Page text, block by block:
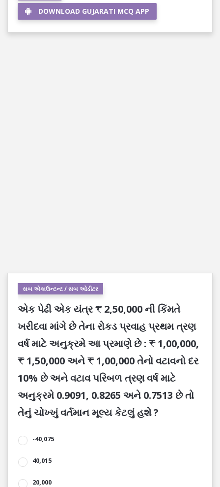
DOWNLOAD GUJARATI MCQ APP
સબ એકાઉન્ટન્ટ / સબ ઓડીટર
એક પેઢી એક યંત્ર ₹ 2,50,000 ની કિંમતે
ખરીદવા માંગે છે તેના રોકડ પ્રવાહ પ્રથમ ત્રણ
વર્ષ માટે અનુક્રમે આ પ્રમાણે છે : ₹ 1,00,000,
₹ 1,50,000 અને ₹ 1,00,000 તેનો વટાવનો દર
10% છે અને વટાવ પરિબળ ત્રણ વર્ષ માટે
અનુક્રમે 0.9091, 0.8265 અને 0.7513 છે તો
તેનું ચોખ્ખું વર્તમાન મૂલ્ય કેટલું હશે ?
-40,075
40,015
20,000